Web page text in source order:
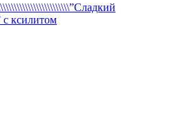
с ксилитом